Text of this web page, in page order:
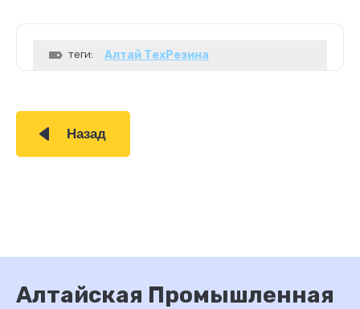
теги: Алтай ТехРезина
Назад
Алтайская Промышленная